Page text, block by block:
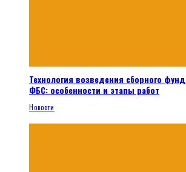
Технология возведения сборного
ФБС: особенности и этапы работ
Новости